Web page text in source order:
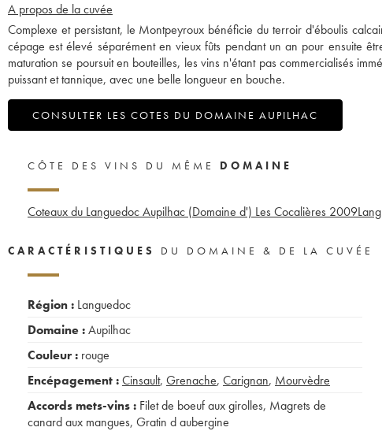
A propos de la cuvée
Complexe et persistant, le Montpeyroux bénéficie du terroir d'éboulis
cépage est élevé séparément en vieux fûts pendant un an pour ensuite
maturation se poursuit en bouteilles, les vins n'étant pas commercialisés
puissant et tannique, avec une belle longueur en bouche.
CONSULTER LES COTES DU DOMAINE AUPILHAC
CÔTE DES VINS DU MÊME
DOMAINE
Coteaux du Languedoc Aupilhac (Domaine d') Les Cocalières 2009
CARACTÉRISTIQUES DU DOMAINE & DE LA CUVÉE
Région : Languedoc
Domaine :Aupilhac
Couleur : rouge
Encépagement :Cinsault, Grenache, Carignan, Mourvèdre
Accords mets-vins : Filet de boeuf aux girolles, Magrets de
canard aux mangues, Gratin d aubergine